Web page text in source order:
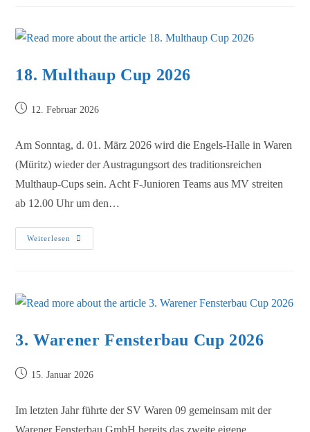
18. Multhaup Cup 2026
12. Februar 2026
Am Sonntag, d. 01. März 2026 wird die Engels-Halle in Waren
(Müritz) wieder der Austragungsort des traditionsreichen
Multhaup-Cups sein. Acht F-Junioren Teams aus MV streiten
ab 12.00 Uhr um den…
Weiterlesen
3. Warener Fensterbau Cup 2026
15. Januar 2026
Im letzten Jahr führte der SV Waren 09 gemeinsam mit der
Warener Fensterbau GmbH bereits das zweite eigene